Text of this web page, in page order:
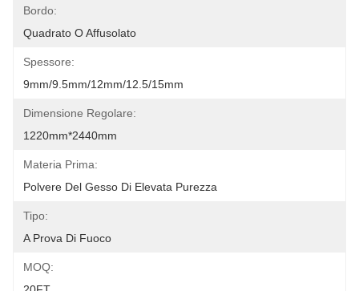
Bordo:
Quadrato O Affusolato
Spessore:
9mm/9.5mm/12mm/12.5/15mm
Dimensione Regolare:
1220mm*2440mm
Materia Prima:
Polvere Del Gesso Di Elevata Purezza
Tipo:
A Prova Di Fuoco
MOQ: